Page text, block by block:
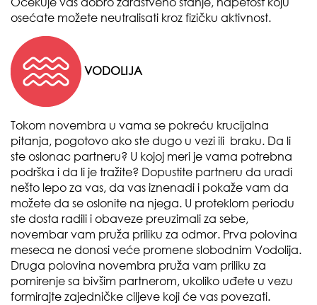
osećate možete neutralisati kroz fizičku aktivnost.
VODOLIJA
Tokom novembra u vama se pokreću krucijalna
pitanja, pogotovo ako ste dugo u vezi ili braku. Da li
ste oslonac partneru? U kojoj meri je vama potrebna
podrška i da li je tražite? Dopustite partneru da uradi
nešto lepo za vas, da vas iznenadi i pokaže vam da
možete da se oslonite na njega. U proteklom periodu
ste dosta radili i obaveze preuzimali za sebe,
novembar vam pruža priliku za odmor. Prva polovina
meseca ne donosi veće promene slobodnim Vodolija.
Druga polovina novembra pruža vam priliku za
pomirenje sa bivšim partnerom, ukoliko uđete u vezu
formirajte zajedničke ciljeve koji će vas povezati.